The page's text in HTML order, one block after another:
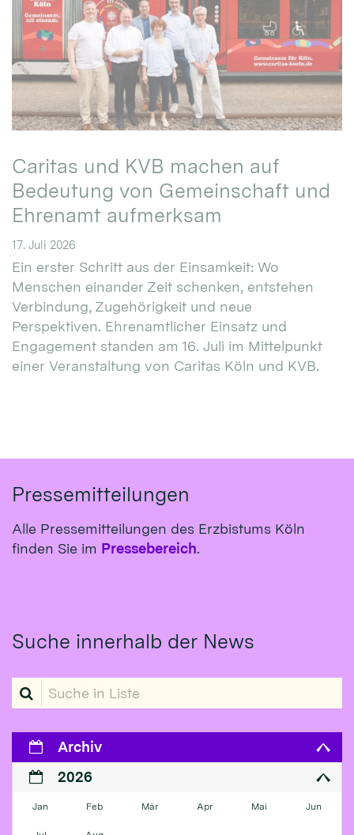
Caritas und KVB machen auf
Bedeutung von Gemeinschaft und
Ehrenamt aufmerksam
17. Juli 2026
Ein erster Schritt aus der Einsamkeit: Wo
Menschen einander Zeit schenken, entstehen
Verbindung, Zugehörigkeit und neue
Perspektiven. Ehrenamtlicher Einsatz und
Engagement standen am 16. Juli im Mittelpunkt
einer Veranstaltung von Caritas Köln und KVB.
Pressemitteilungen
Alle Pressemitteilungen des Erzbistums Köln
finden Sie im Pressebereich.
Suche innerhalb der News
Suche in Liste
Archiv
2026
Jan Feb Mär Apr Mai Jun